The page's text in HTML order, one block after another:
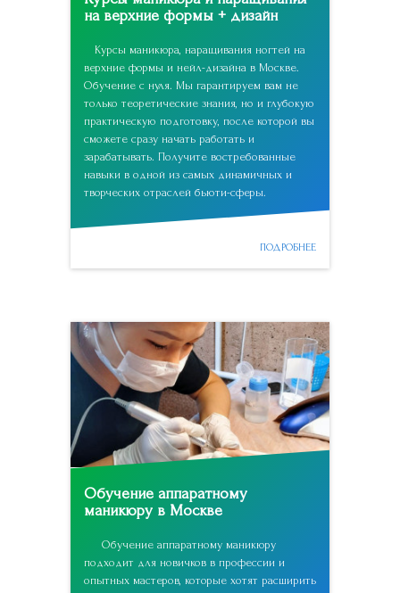
на верхние формы + дизайн
Курсы маникюра, наращивания ногтей на
верхние формы и нейл-дизайна в Москве.
Обучение с нуля. Мы гарантируем вам не
только теоретические знания, но и глубокую
практическую подготовку, после которой вы
сможете сразу начать работать и
зарабатывать. Получите востребованные
навыки в одной из самых динамичных и
творческих отраслей бьюти-сферы.
ПОДРОБНЕЕ
Обучение аппаратному
маникюру в Москве
Обучение аппаратному маникюру
подходит для новичков в профессии и
опытных мастеров, которые хотят расширить